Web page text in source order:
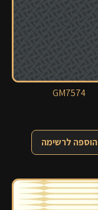
GM7574
הוספה לרשימה